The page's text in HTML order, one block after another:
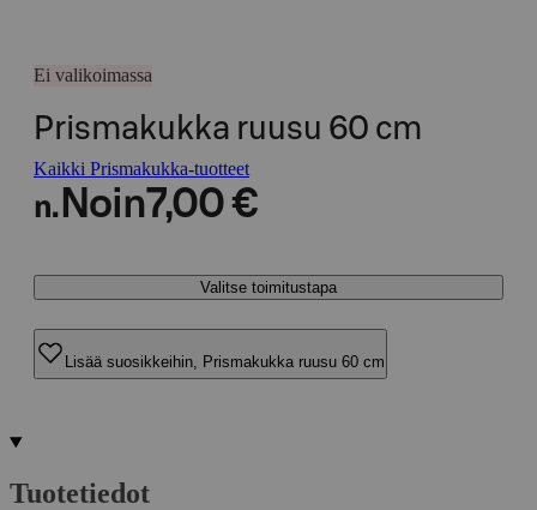
Ei valikoimassa
Prismakukka ruusu 60 cm
Kaikki Prismakukka-tuotteet
n. Noin7,00 €
Valitse toimitustapa
Lisää suosikkeihin, Prismakukka ruusu 60 cm
Tuotetiedot